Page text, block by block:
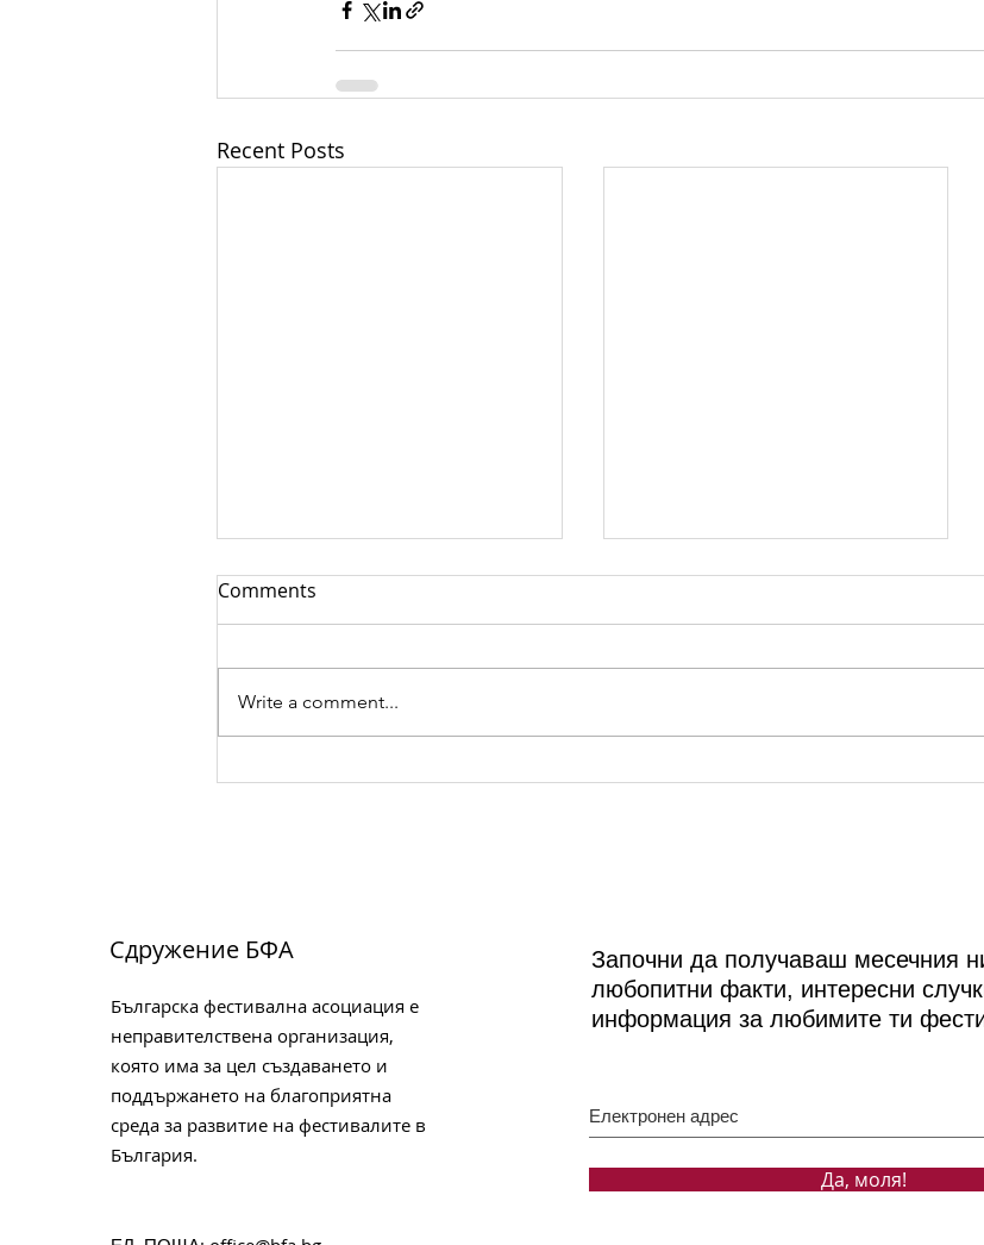
Recent Posts
Comments
Write a comment...
Сдружение БФА
Българска фестивална асоциация е
неправителствена организация,
която има за цел създаването и
поддържането на благоприятна
среда за развитие на фестивалите в
България.
Започни да получаваш месечния
любопитни факти, интересни
информация за любимите ти
Да, моля!